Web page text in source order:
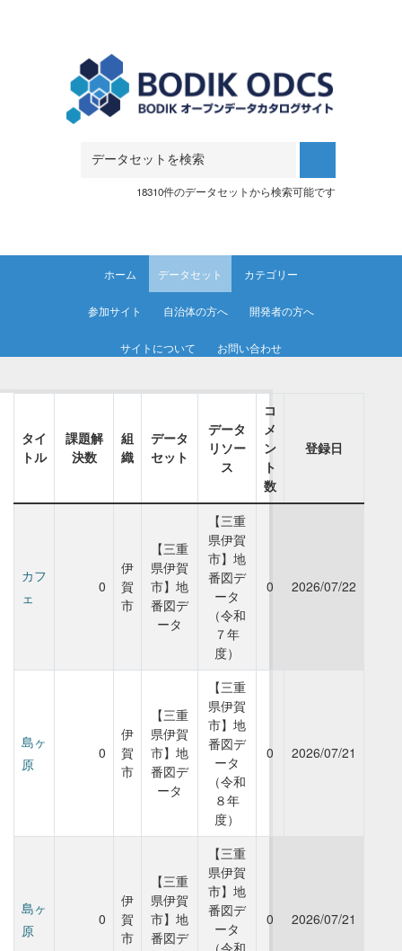
18310件のデータセットから検索可能です
ホーム データセット カテゴリー
参加サイト 自治体の方へ 開発者の方へ
サイトについて お問い合わせ
タイ
トル
課題解
決数
組
織
データ
セット
データ
リソー
ス
コ
メ
ン
ト
数
登録日
カフ
ェ
0
伊
賀
市
【三重
県伊賀
市】地
番図デ
ータ
【三重
県伊賀
市】地
番図デ
ータ
（令和
７年
度）
0 2026/07/22
島ヶ
原
0
伊
賀
市
【三重
県伊賀
市】地
番図デ
ータ
【三重
県伊賀
市】地
番図デ
ータ
（令和
８年
度）
0 2026/07/21
島ヶ
原
0
伊
賀
市
【三重
県伊賀
市】地
番図デ
【三重
県伊賀
市】地
番図デ
ータ
（令和
0 2026/07/21